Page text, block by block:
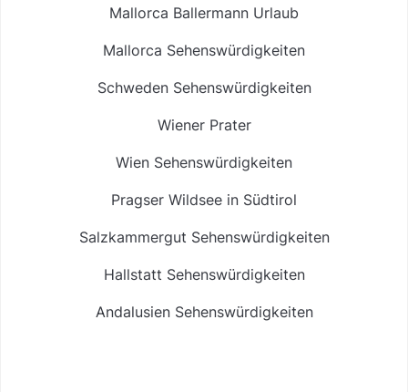
Mallorca Ballermann Urlaub
Mallorca Sehenswürdigkeiten
Schweden Sehenswürdigkeiten
Wiener Prater
Wien Sehenswürdigkeiten
Pragser Wildsee in Südtirol
Salzkammergut Sehenswürdigkeiten
Hallstatt Sehenswürdigkeiten
Andalusien Sehenswürdigkeiten